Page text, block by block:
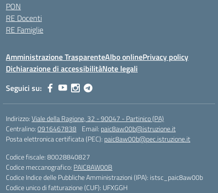
PON
RE Docenti
RE Famiglie
Amministrazione TrasparenteAlbo onlinePrivacy policy
Dichiarazione di accessibilitàNote legali
Seguici su:
Indirizzo:Viale della Ragione, 32 - 90047 - Partinico (PA)
Centralino:0916467838 Email: paic8aw00b@istruzione.it
Posta elettronica certificata (PEC): paic8aw00b@pec.istruzione.it
Codice fiscale: 80028840827
Codice meccanografico: PAIC8AW00B
Codice Indice delle Pubbliche Amministrazioni (IPA): istsc_paic8aw00b
Codice unico di fatturazione (CUF): UFXGGH